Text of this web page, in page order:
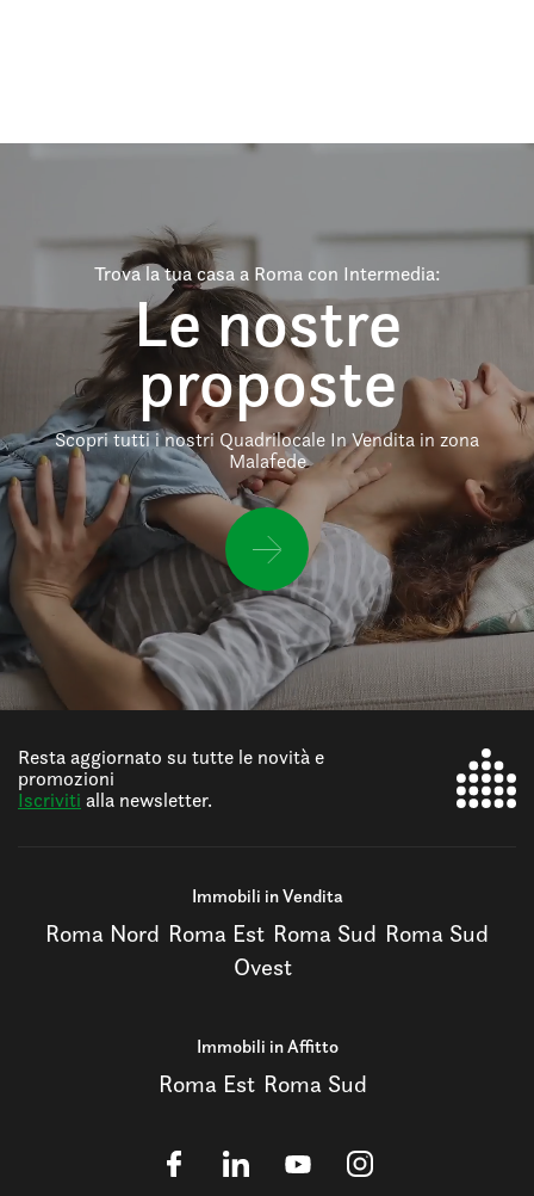
Trova la tua casa a Roma con Intermedia:
Le nostre
proposte
Scopri tutti i nostri Quadrilocale In Vendita in zona
Malafede
Resta aggiornato su tutte le novità e
promozioni
Iscriviti alla newsletter.
Immobili in Vendita
Roma Nord Roma Est Roma Sud Roma Sud
Ovest
Immobili in Affitto
Roma Est Roma Sud